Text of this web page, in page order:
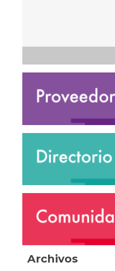
Archivos